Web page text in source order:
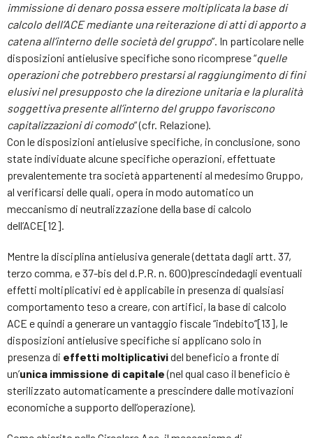
immissione di denaro possa essere moltiplicata la base di
calcolo dell’ACE mediante una reiterazione di atti di apporto a
catena all’interno delle società del gruppo”. In particolare nelle
disposizioni antielusive specifiche sono ricomprese “quelle
operazioni che potrebbero prestarsi al raggiungimento di fini
elusivi nel presupposto che la direzione unitaria e la pluralità
soggettiva presente all’interno del gruppo favoriscono
capitalizzazioni di comodo” (cfr. Relazione).
Con le disposizioni antielusive specifiche, in conclusione, sono
state individuate alcune specifiche operazioni, effettuate
prevalentemente tra società appartenenti al medesimo Gruppo,
al verificarsi delle quali, opera in modo automatico un
meccanismo di neutralizzazione della base di calcolo
dell’ACE[12].
Mentre la disciplina antielusiva generale (dettata dagli artt. 37,
terzo comma, e 37-bis del d.P.R. n. 600)prescindedagli eventuali
effetti moltiplicativi ed è applicabile in presenza di qualsiasi
comportamento teso a creare, con artifici, la base di calcolo
ACE e quindi a generare un vantaggio fiscale “indebito”[13], le
disposizioni antielusive specifiche si applicano solo in
presenza di effetti moltiplicatividel beneficio a fronte di
un’unica immissione di capitale(nel qual caso il beneficio è
sterilizzato automaticamente a prescindere dalle motivazioni
economiche a supporto dell’operazione).